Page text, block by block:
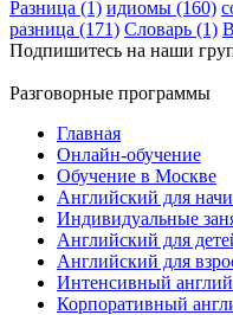
Разница (1) идиомы (160)
разница (171) Словарь (1)
Подпишитесь на наши
Разговорные программы
Главная
Онлайн-обучение
Обучение в Москве
Английский для
Индивидуальные
Английский для
Английский для
Интенсивный
Корпоративный